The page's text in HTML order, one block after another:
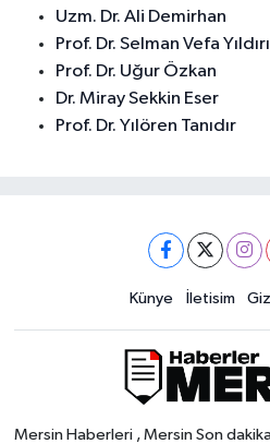
Uzm. Dr. Ali Demirhan
Prof. Dr. Selman Vefa
Prof. Dr. Uğur Özkan
Dr. Miray Sekkin Eser
Prof. Dr. Yılören Tanıdır
Künye İletisim
Mersin Haberleri , Mersin Son